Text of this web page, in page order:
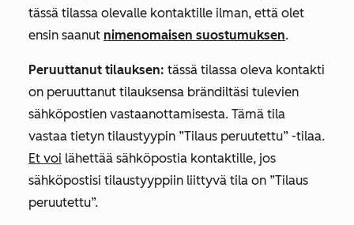
tässä tilassa olevalle kontaktille ilman, että olet
ensin saanut nimenomaisen suostumuksen.
Peruuttanut tilauksen: tässä tilassa oleva kontakti
on peruuttanut tilauksensa brändiltäsi tulevien
sähköpostien vastaanottamisesta. Tämä tila
vastaa tietyn tilaustyypin ”Tilaus peruutettu” -tilaa.
Et voi lähettää sähköpostia kontaktille, jos
sähköpostisi tilaustyyppiin liittyvä tila on ”Tilaus
peruutettu”.